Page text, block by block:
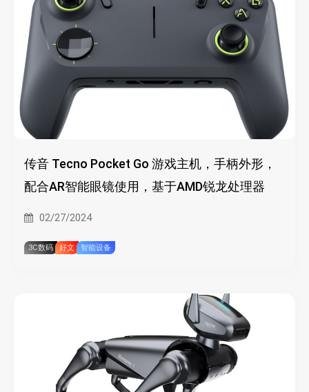
传音 Tecno Pocket Go 游戏主机，手柄外形，
配合AR智能眼镜使用，基于AMD锐龙处理器
02/27/2024
3C数码 好文 智能设备